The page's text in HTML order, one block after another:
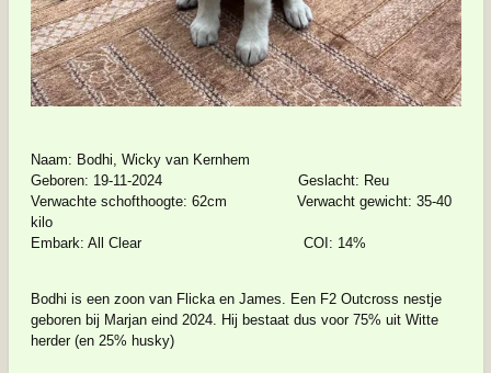
Naam: Bodhi, Wicky van Kernhem
Geboren: 19-11-2024 Geslacht: Reu
Verwachte schofthoogte: 62cm Verwacht gewicht: 35-40
kilo
Embark: All Clear COI: 14%
Bodhi is een zoon van Flicka en James. Een F2 Outcross nestje
geboren bij Marjan eind 2024. Hij bestaat dus voor 75% uit Witte
herder (en 25% husky)